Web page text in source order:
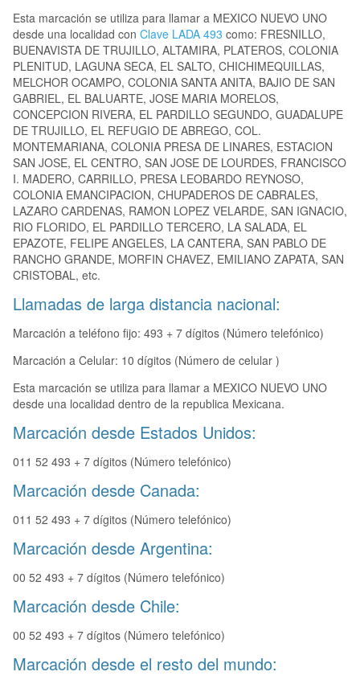
Esta marcación se utiliza para llamar a MEXICO NUEVO UNO
desde una localidad con Clave LADA 493 como: FRESNILLO,
BUENAVISTA DE TRUJILLO, ALTAMIRA, PLATEROS, COLONIA
PLENITUD, LAGUNA SECA, EL SALTO, CHICHIMEQUILLAS,
MELCHOR OCAMPO, COLONIA SANTA ANITA, BAJIO DE SAN
GABRIEL, EL BALUARTE, JOSE MARIA MORELOS,
CONCEPCION RIVERA, EL PARDILLO SEGUNDO, GUADALUPE
DE TRUJILLO, EL REFUGIO DE ABREGO, COL.
MONTEMARIANA, COLONIA PRESA DE LINARES, ESTACION
SAN JOSE, EL CENTRO, SAN JOSE DE LOURDES, FRANCISCO
I. MADERO, CARRILLO, PRESA LEOBARDO REYNOSO,
COLONIA EMANCIPACION, CHUPADEROS DE CABRALES,
LAZARO CARDENAS, RAMON LOPEZ VELARDE, SAN IGNACIO,
RIO FLORIDO, EL PARDILLO TERCERO, LA SALADA, EL
EPAZOTE, FELIPE ANGELES, LA CANTERA, SAN PABLO DE
RANCHO GRANDE, MORFIN CHAVEZ, EMILIANO ZAPATA, SAN
CRISTOBAL, etc.
Llamadas de larga distancia nacional:
Marcación a teléfono fijo: 493 + 7 dígitos (Número telefónico)
Marcación a Celular: 10 dígitos (Número de celular )
Esta marcación se utiliza para llamar a MEXICO NUEVO UNO
desde una localidad dentro de la republica Mexicana.
Marcación desde Estados Unidos:
011 52 493 + 7 dígitos (Número telefónico)
Marcación desde Canada:
011 52 493 + 7 dígitos (Número telefónico)
Marcación desde Argentina:
00 52 493 + 7 dígitos (Número telefónico)
Marcación desde Chile:
00 52 493 + 7 dígitos (Número telefónico)
Marcación desde el resto del mundo: